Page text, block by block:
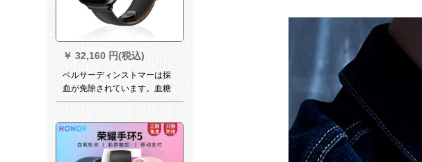
￥ 32,160 円(税込)
ベルサーディンストマーは採
血が免除されています。血糖
値を測定する家庭用モニター
精度腕時計ブライクです。